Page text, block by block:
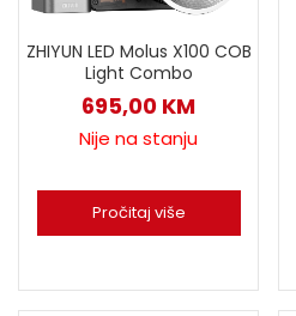
ZHIYUN LED Molus X100 COB
Light Combo
695,00 KM
Nije na stanju
Pročitaj više